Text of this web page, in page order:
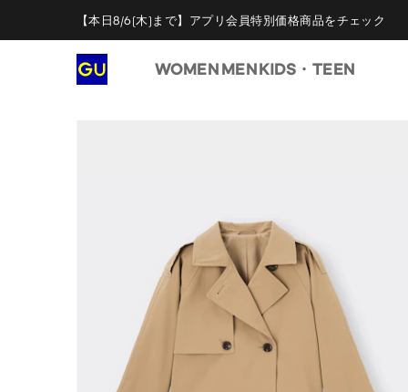
【本日8/6(木)まで】アプリ会員特別価格商品をチェック
WOMEN MENKIDS・TEEN